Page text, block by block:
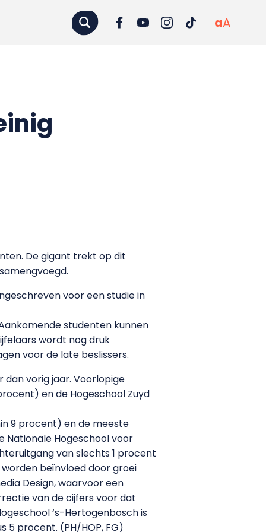
aA
De gigant trekt op dit
voor een studie in
studenten kunnen
wordt nog druk
voor de late beslissers.
vorig jaar. Voorlopige
en de Hogeschool Zuyd
9 procent) en de meeste
Nationale Hogeschool voor
van slechts 1 procent
beïnvloed door groei
Design, waarvoor een
van de cijfers voor dat
‘s-Hertogenbosch is
5 procent. (PH/HOP, FG)